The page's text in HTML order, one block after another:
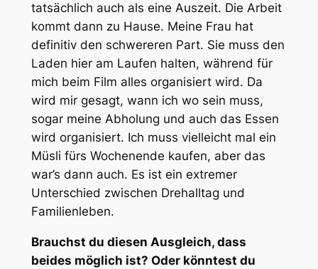
tatsächlich auch als eine Auszeit. Die Arbeit
kommt dann zu Hause. Meine Frau hat
definitiv den schwereren Part. Sie muss den
Laden hier am Laufen halten, während für
mich beim Film alles organisiert wird. Da
wird mir gesagt, wann ich wo sein muss,
sogar meine Abholung und auch das Essen
wird organisiert. Ich muss vielleicht mal ein
Müsli fürs Wochenende kaufen, aber das
war’s dann auch. Es ist ein extremer
Unterschied zwischen Drehalltag und
Familienleben.
Brauchst du diesen Ausgleich, dass
beides möglich ist? Oder könntest du